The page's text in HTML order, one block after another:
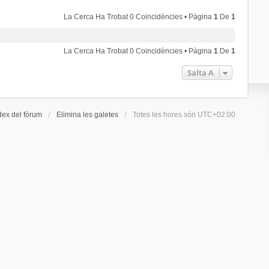
La Cerca Ha Trobat 0 Coincidències • Pàgina1 De1
La Cerca Ha Trobat 0 Coincidències • Pàgina1 De1
Salta A
del fòrum Elimina les galetes Totes les hores són UTC+02:00